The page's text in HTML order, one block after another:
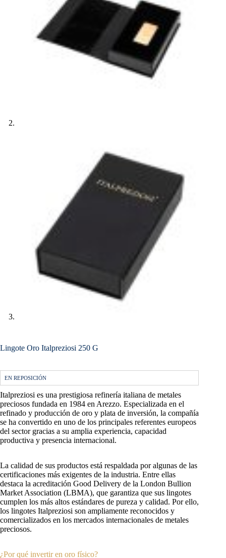
Lingote Oro Italpreziosi 250 G
EN REPOSICIÓN
Italpreziosi es una prestigiosa refinería italiana de metales
preciosos fundada en 1984 en Arezzo. Especializada en el
refinado y producción de oro y plata de inversión, la compañía
se ha convertido en uno de los principales referentes europeos
del sector gracias a su amplia experiencia, capacidad
productiva y presencia internacional.
La calidad de sus productos está respaldada por algunas de las
certificaciones más exigentes de la industria. Entre ellas
destaca la acreditación Good Delivery de la London Bullion
Market Association (LBMA), que garantiza que sus lingotes
cumplen los más altos estándares de pureza y calidad. Por ello,
los lingotes Italpreziosi son ampliamente reconocidos y
comercializados en los mercados internacionales de metales
preciosos.
¿Por qué invertir en oro físico?